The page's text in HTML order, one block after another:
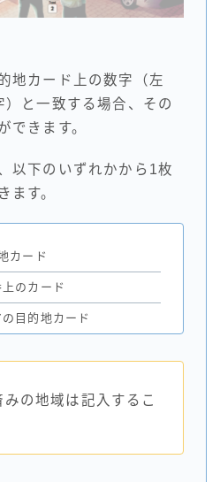
地カード上の数字（左
と一致する場合、その
できます。
以下のいずれかから1枚
ます。
カード
のカード
目的地カード
の地域は記入するこ